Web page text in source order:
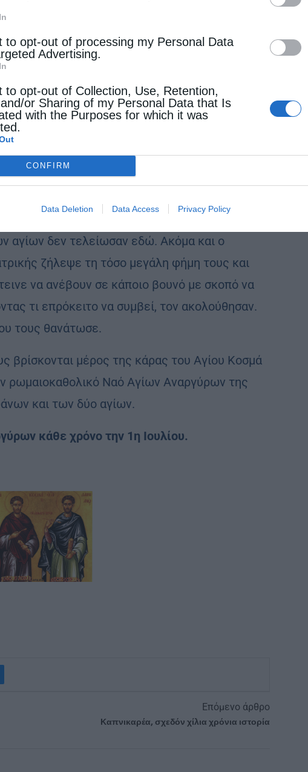
to opt-out of processing my Personal Data
Advertising.
to opt-out of Collection, Use, Retention,
or Sharing of my Personal Data that Is
with the Purposes for which it was
CONFIRM
Data Deletion Data Access Privacy Policy
ιατρικές τους γνώσεις, αλλά σε κάποιου
αυτές τις φήμες που έφτασαν μέχρι τον
και να αποκαταστήσουν την αλήθεια.
πείσει να αρνηθούν τον Χριστιανισμό.
κάτι αναπάντεχο. Το πρόσωπο του
του. Ο Κοσμάς και ο Δαμιανός
στο Χριστό.Ύστερα από αυτό το
πίστεψε στις ιατρικές τους γνώσεις και
τους με μεγάλες τιμές. Όχι μόνο, λοιπόν,
αλλά πείστηκε ο ίδιος από αυτούς για τη
αγίων δεν τελείωσαν εδώ. Ακόμα και ο
ζήλεψε τη τόσο μεγάλη φήμη τους και
να ανέβουν σε κάποιο βουνό με σκοπό να
τι επρόκειτο να συμβεί, τον ακολούθησαν.
τους θανάτωσε.
βρίσκονται μέρος της κάρας του Αγίου Κοσμά
ρωμαιοκαθολικό Ναό Αγίων Αναργύρων της
και των δύο αγίων.
κάθε χρόνο την 1η Ιουλίου.
Επόμενο άρθρο
Καπνικαρέα, σχεδόν χίλια χρόνια ιστορία